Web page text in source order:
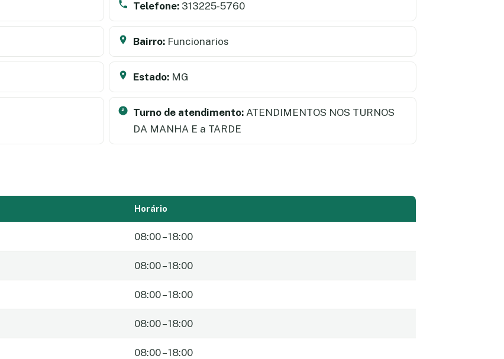
Telefone: 313225-5760
Bairro: Funcionarios
Estado: MG
Turno de atendimento: ATENDIMENTOS NOS TURNOS
DA MANHA E a TARDE
Horário
08:00 – 18:00
08:00 – 18:00
08:00 – 18:00
08:00 – 18:00
08:00 – 18:00